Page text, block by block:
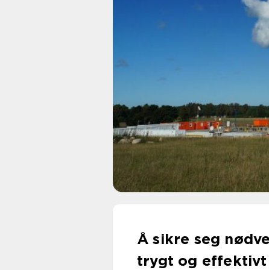
Å sikre seg
trygt og effektivt